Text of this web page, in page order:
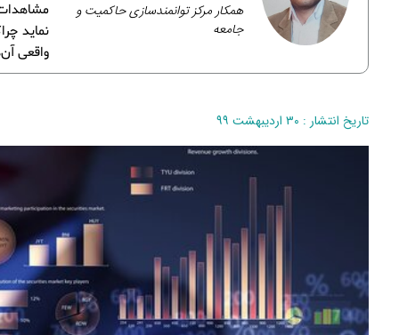
مشاهدات
نماید
واقعی آن‌ها
همکار مرکز توانمندسازی حاکمیت و
جامعه
تاریخ انتشار : ۳۰ اردیبهشت ۹۹